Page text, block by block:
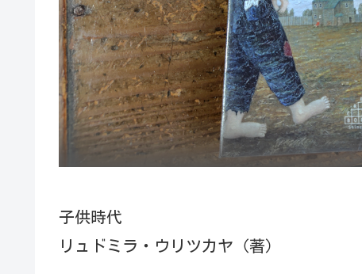
子供時代
リュドミラ・ウリツカヤ（著）